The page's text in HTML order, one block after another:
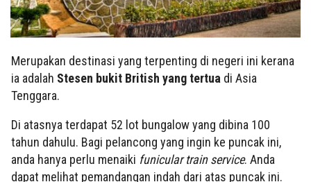
Merupakan destinasi yang terpenting di negeri ini kerana
ia adalah Stesen bukit British yang tertua di Asia
Tenggara.
Di atasnya terdapat 52 lot bungalow yang dibina 100
tahun dahulu. Bagi pelancong yang ingin ke puncak ini,
anda hanya perlu menaiki funicular train service. Anda
dapat melihat pemandangan indah dari atas puncak ini.